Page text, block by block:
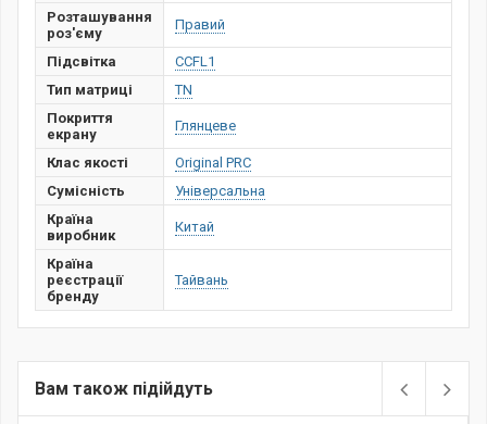
Розташування
роз'єму
Правий
Підсвітка
CCFL1
Тип матриці
TN
Покриття
екрану
Глянцеве
Клас якості
Original PRC
Сумісність
Універсальна
Країна
виробник
Китай
Країна
реєстрації
бренду
Тайвань
Вам також підійдуть